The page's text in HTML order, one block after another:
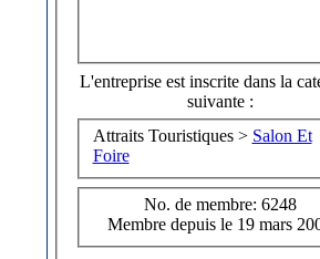
L'entreprise est inscrite dans la
suivante :
Attraits Touristiques > Salon Et
Foire
No. de membre: 6248
Membre depuis le 19 mars